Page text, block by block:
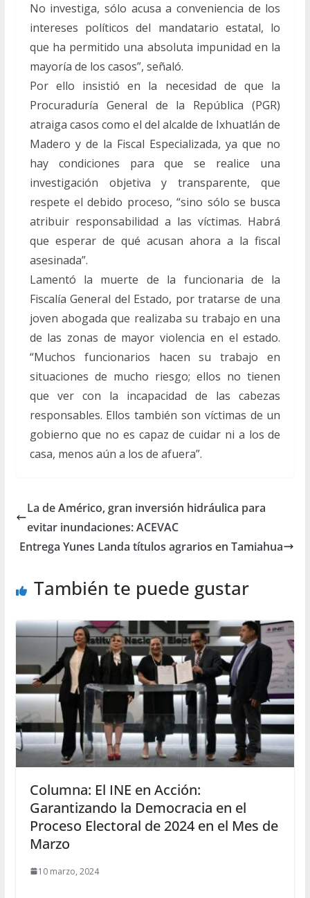
No investiga, sólo acusa a conveniencia de los
intereses políticos del mandatario estatal, lo
que ha permitido una absoluta impunidad en la
mayoría de los casos”, señaló.
Por ello insistió en la necesidad de que la
Procuraduría General de la República (PGR)
atraiga casos como el del alcalde de Ixhuatlán de
Madero y de la Fiscal Especializada, ya que no
hay condiciones para que se realice una
investigación objetiva y transparente, que
respete el debido proceso, “sino sólo se busca
atribuir responsabilidad a las víctimas. Habrá
que esperar de qué acusan ahora a la fiscal
asesinada”.
Lamentó la muerte de la funcionaria de la
Fiscalía General del Estado, por tratarse de una
joven abogada que realizaba su trabajo en una
de las zonas de mayor violencia en el estado.
“Muchos funcionarios hacen su trabajo en
situaciones de mucho riesgo; ellos no tienen
que ver con la incapacidad de las cabezas
responsables. Ellos también son víctimas de un
gobierno que no es capaz de cuidar ni a los de
casa, menos aún a los de afuera”.
La de Américo, gran inversión hidráulica para
evitar inundaciones: ACEVAC
Entrega Yunes Landa títulos agrarios en Tamiahua
También te puede gustar
Columna: El INE en Acción:
Garantizando la Democracia en el
Proceso Electoral de 2024 en el Mes de
Marzo
10 marzo, 2024